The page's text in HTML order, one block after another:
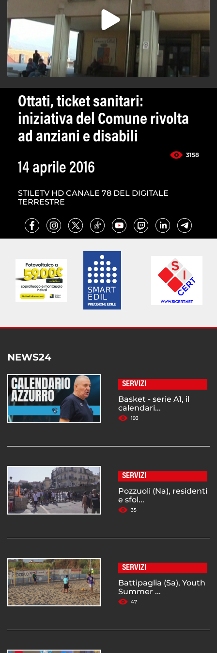
Ottati, ticket sanitari:
iniziativa del Comune rivolta
ad anziani e disabili
3158
14 aprile 2016
STILETV HD CANALE 78 DEL DIGITALE
TERRESTRE
NEWS24
SERVIZI
Basket - serie A1, il
calendari...
193
SERVIZI
Pozzuoli (Na), residenti
e sfol...
35
SERVIZI
Battipaglia (Sa), Youth
Summer ...
47